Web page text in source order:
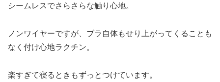
シームレスでさらさらな触り心地。
ノンワイヤーですが、ブラ自体もせり上がってくることも
なく付け心地ラクチン。
楽すぎて寝るときもずっとつけています。